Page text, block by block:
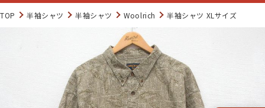
ログイン
全国7店舗・公式通販の比較
発送について 12時までのご注文で当日出荷！
※対応不可：日祝、長期休暇、セール
TOP 半袖シャツ 半袖シャツ Woolrich 半袖シャツ XLサイズ